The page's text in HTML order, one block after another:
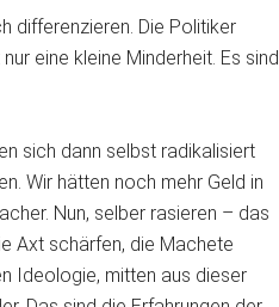
differenzieren. Die Politiker
eine kleine Minderheit. Es sind
sich dann selbst radikalisiert
Wir hätten noch mehr Geld in
Nun, selber rasieren – das
Axt schärfen, die Machete
Ideologie, mitten aus dieser